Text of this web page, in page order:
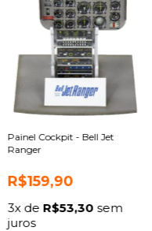
Painel Cockpit - Bell Jet
Ranger
R$159,90
3x de R$53,30 sem
juros